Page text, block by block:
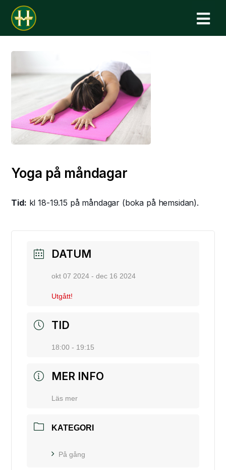
Yoga på måndagar
Tid: kl 18-19.15 på måndagar (boka på hemsidan).
DATUM
okt 07 2024 - dec 16 2024
Utgått!
TID
18:00 - 19:15
MER INFO
Läs mer
KATEGORI
På gång